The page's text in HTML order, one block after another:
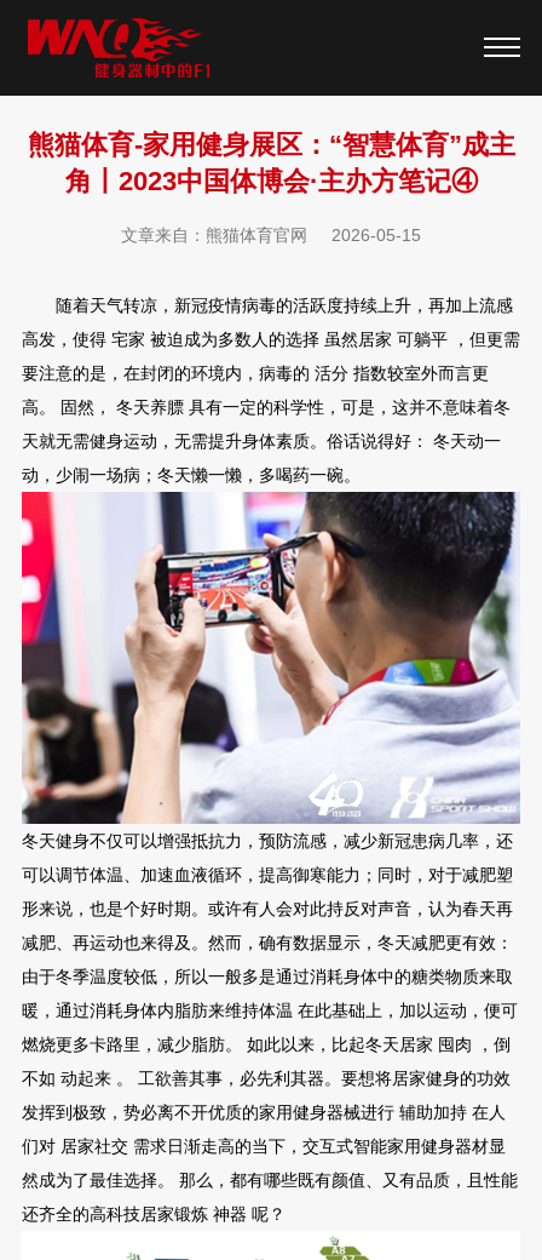
熊猫体育-家用健身展区：“智慧体育”成主
角丨2023中国体博会·主办方笔记④
文章来自：熊猫体育官网 2026-05-15
随着天气转凉，新冠疫情病毒的活跃度持续上升，再加上流感
高发，使得 宅家 被迫成为多数人的选择 虽然居家 可躺平 ，但更需
要注意的是，在封闭的环境内，病毒的 活分 指数较室外而言更
高。 固然， 冬天养膘 具有一定的科学性，可是，这并不意味着冬
天就无需健身运动，无需提升身体素质。俗话说得好： 冬天动一
动，少闹一场病；冬天懒一懒，多喝药一碗。
冬天健身不仅可以增强抵抗力，预防流感，减少新冠患病几率，还
可以调节体温、加速血液循环，提高御寒能力；同时，对于减肥塑
形来说，也是个好时期。或许有人会对此持反对声音，认为春天再
减肥、再运动也来得及。然而，确有数据显示，冬天减肥更有效：
由于冬季温度较低，所以一般多是通过消耗身体中的糖类物质来取
暖，通过消耗身体内脂肪来维持体温 在此基础上，加以运动，便可
燃烧更多卡路里，减少脂肪。 如此以来，比起冬天居家 囤肉 ，倒
不如 动起来 。 工欲善其事，必先利其器。要想将居家健身的功效
发挥到极致，势必离不开优质的家用健身器械进行 辅助加持 在人
们对 居家社交 需求日渐走高的当下，交互式智能家用健身器材显
然成为了最佳选择。 那么，都有哪些既有颜值、又有品质，且性能
还齐全的高科技居家锻炼 神器 呢？